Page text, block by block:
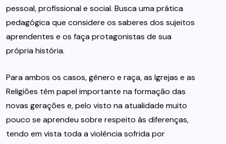
pessoal, profissional e social. Busca uma prática
pedagógica que considere os saberes dos sujeitos
aprendentes e os faça protagonistas de sua
própria história.
Para ambos os casos, gênero e raça, as Igrejas e as
Religiões têm papel importante na formação das
novas gerações e, pelo visto na atualidade muito
pouco se aprendeu sobre respeito às diferenças,
tendo em vista toda a violência sofrida por